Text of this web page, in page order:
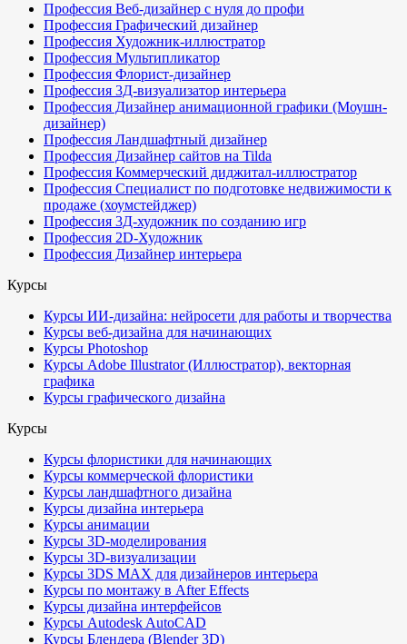
Профессия Веб-дизайнер с нуля до профи
Профессия Графический дизайнер
Профессия Художник-иллюстратор
Профессия Мультипликатор
Профессия Флорист-дизайнер
Профессия 3Д-визуализатор интерьера
Профессия Дизайнер анимационной графики (Моушн-
дизайнер)
Профессия Ландшафтный дизайнер
Профессия Дизайнер сайтов на Tilda
Профессия Коммерческий диджитал-иллюстратор
Профессия Специалист по подготовке недвижимости к
продаже (хоумстейджер)
Профессия 3Д-художник по созданию игр
Профессия 2D-Художник
Профессия Дизайнер интерьера
Курсы
Курсы ИИ-дизайна: нейросети для работы и творчества
Курсы веб-дизайна для начинающих
Курсы Photoshop
Курсы Adobe Illustrator (Иллюстратор), векторная
графика
Курсы графического дизайна
Курсы
Курсы флористики для начинающих
Курсы коммерческой флористики
Курсы ландшафтного дизайна
Курсы дизайна интерьера
Курсы анимации
Курсы 3D-моделирования
Курсы 3D-визуализации
Курсы 3DS MAX для дизайнеров интерьера
Курсы по монтажу в After Effects
Курсы дизайна интерфейсов
Курсы Autodesk AutoCAD
Курсы Блендера (Blender 3D)